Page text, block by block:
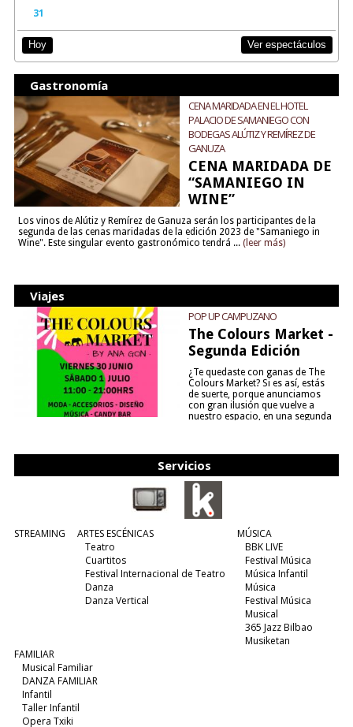
31
Hoy Ver espectáculos
Gastronomía
CENA MARIDADA EN EL HOTEL
PALACIO DE SAMANIEGO CON
BODEGAS ALÚTIZ Y REMÍREZ DE
GANUZA
CENA MARIDADA DE
“SAMANIEGO IN
WINE”
Los vinos de Alútiz y Remírez de Ganuza serán los participantes de la
segunda de las cenas maridadas de la edición 2023 de "Samaniego in
Wine". Este singular evento gastronómico tendrá ... (leer más)
Viajes
POP UP CAMPUZANO
The Colours Market -
Segunda Edición
¿Te quedaste con ganas de The
Colours Market? Si es así, estás
de suerte, porque anunciamos
con gran ilusión que vuelve a
nuestro espacio, en una segunda
Servicios
STREAMING
ARTES ESCÉNICAS
Teatro
Cuartitos
Festival Internacional de Teatro
Danza
Danza Vertical
MÚSICA
BBK LIVE
Festival Música
Música Infantil
Música
Festival Música
Musical
365 Jazz Bilbao
Musiketan
FAMILIAR
Musical Familiar
DANZA FAMILIAR
Infantil
Taller Infantil
Opera Txiki